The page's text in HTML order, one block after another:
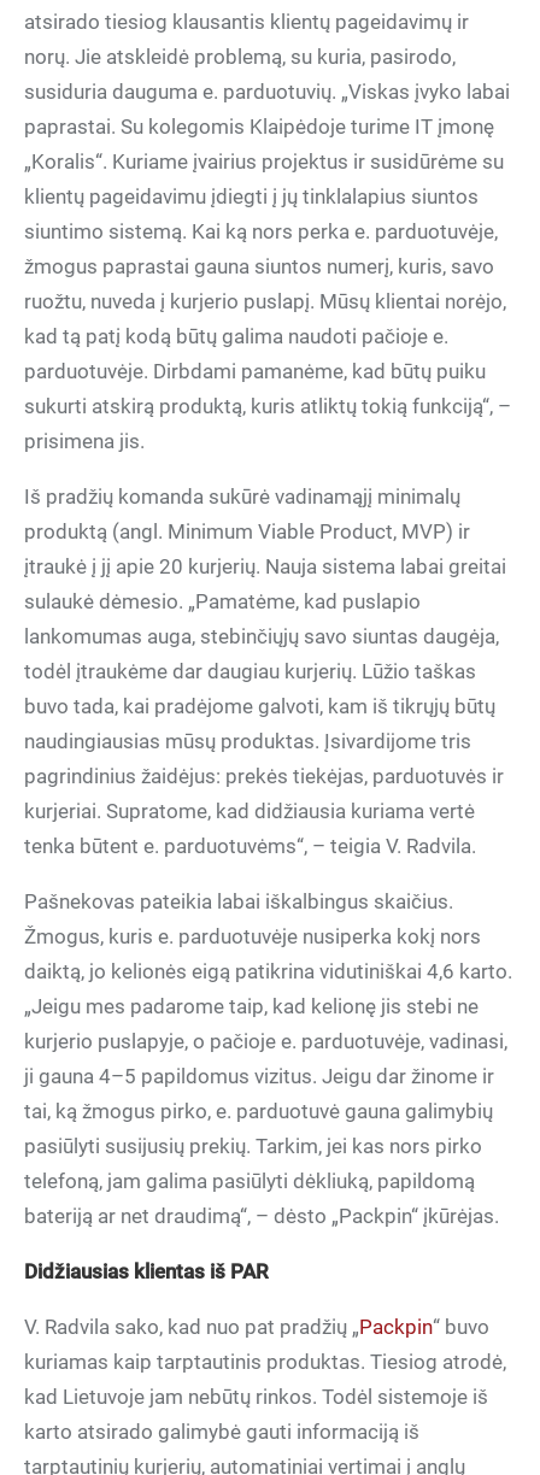
atsirado tiesiog klausantis klientų pageidavimų ir
norų. Jie atskleidė problemą, su kuria, pasirodo,
susiduria dauguma e. parduotuvių. „Viskas įvyko labai
paprastai. Su kolegomis Klaipėdoje turime IT įmonę
„Koralis“. Kuriame įvairius projektus ir susidūrėme su
klientų pageidavimu įdiegti į jų tinklalapius siuntos
siuntimo sistemą. Kai ką nors perka e. parduotuvėje,
žmogus paprastai gauna siuntos numerį, kuris, savo
ruožtu, nuveda į kurjerio puslapį. Mūsų klientai norėjo,
kad tą patį kodą būtų galima naudoti pačioje e.
parduotuvėje. Dirbdami pamanėme, kad būtų puiku
sukurti atskirą produktą, kuris atliktų tokią funkciją“, –
prisimena jis.
Iš pradžių komanda sukūrė vadinamąjį minimalų
produktą (angl. Minimum Viable Product, MVP) ir
įtraukė į jį apie 20 kurjerių. Nauja sistema labai greitai
sulaukė dėmesio. „Pamatėme, kad puslapio
lankomumas auga, stebinčiųjų savo siuntas daugėja,
todėl įtraukėme dar daugiau kurjerių. Lūžio taškas
buvo tada, kai pradėjome galvoti, kam iš tikrųjų būtų
naudingiausias mūsų produktas. Įsivardijome tris
pagrindinius žaidėjus: prekės tiekėjas, parduotuvės ir
kurjeriai. Supratome, kad didžiausia kuriama vertė
tenka būtent e. parduotuvėms“, – teigia V. Radvila.
Pašnekovas pateikia labai iškalbingus skaičius.
Žmogus, kuris e. parduotuvėje nusiperka kokį nors
daiktą, jo kelionės eigą patikrina vidutiniškai 4,6 karto.
„Jeigu mes padarome taip, kad kelionę jis stebi ne
kurjerio puslapyje, o pačioje e. parduotuvėje, vadinasi,
ji gauna 4–5 papildomus vizitus. Jeigu dar žinome ir
tai, ką žmogus pirko, e. parduotuvė gauna galimybių
pasiūlyti susijusių prekių. Tarkim, jei kas nors pirko
telefoną, jam galima pasiūlyti dėkliuką, papildomą
bateriją ar net draudimą“, – dėsto „Packpin“ įkūrėjas.
Didžiausias klientas iš PAR
V. Radvila sako, kad nuo pat pradžių „Packpin“ buvo
kuriamas kaip tarptautinis produktas. Tiesiog atrodė,
kad Lietuvoje jam nebūtų rinkos. Todėl sistemoje iš
karto atsirado galimybė gauti informaciją iš
tarptautinių kurjerių, automatiniai vertimai į anglų